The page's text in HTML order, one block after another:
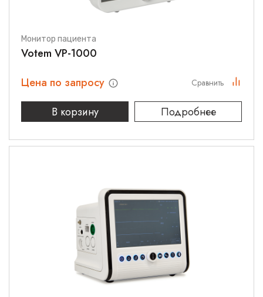
Монитор пациента
Votem VP-1000
Цена по запросу
В корзину
Подробнее
Сравнить